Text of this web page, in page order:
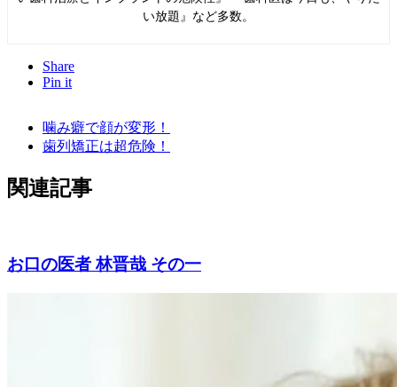
い放題』など多数。
Share
Pin it
噛み癖で顔が変形！
歯列矯正は超危険！
関連記事
お口の医者 林晋哉 その一